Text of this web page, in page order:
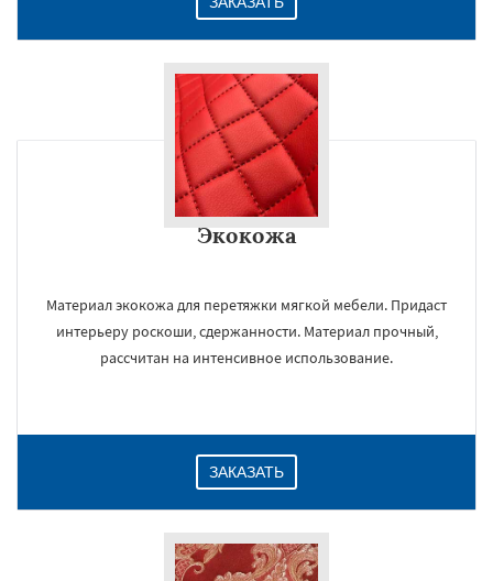
Экокожа
Материал экокожа для перетяжки мягкой мебели. Придаст
интерьеру роскоши, сдержанности. Материал прочный,
рассчитан на интенсивное использование.
ЗАКАЗАТЬ